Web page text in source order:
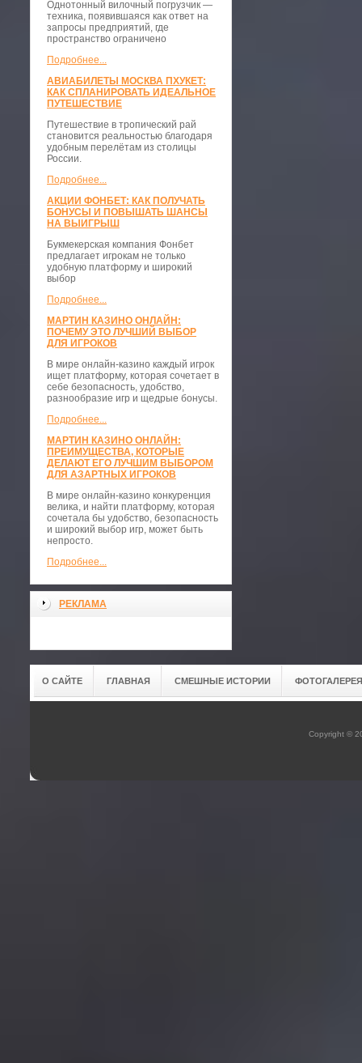
​Однотонный вилочный погрузчик —
техника, появившаяся как ответ на
запросы предприятий, где
пространство ограничено
Подробнее...
АВИАБИЛЕТЫ МОСКВА ПХУКЕТ:
КАК СПЛАНИРОВАТЬ ИДЕАЛЬНОЕ
ПУТЕШЕСТВИЕ
Путешествие в тропический рай
становится реальностью благодаря
удобным перелётам из столицы
России.
Подробнее...
АКЦИИ ФОНБЕТ: КАК ПОЛУЧАТЬ
БОНУСЫ И ПОВЫШАТЬ ШАНСЫ
НА ВЫИГРЫШ
Букмекерская компания Фонбет
предлагает игрокам не только
удобную платформу и широкий
выбор
Подробнее...
МАРТИН КАЗИНО ОНЛАЙН:
ПОЧЕМУ ЭТО ЛУЧШИЙ ВЫБОР
ДЛЯ ИГРОКОВ
В мире онлайн-казино каждый игрок
ищет платформу, которая сочетает в
себе безопасность, удобство,
разнообразие игр и щедрые бонусы.
Подробнее...
МАРТИН КАЗИНО ОНЛАЙН:
ПРЕИМУЩЕСТВА, КОТОРЫЕ
ДЕЛАЮТ ЕГО ЛУЧШИМ ВЫБОРОМ
ДЛЯ АЗАРТНЫХ ИГРОКОВ
В мире онлайн-казино конкуренция
велика, и найти платформу, которая
сочетала бы удобство, безопасность
и широкий выбор игр, может быть
непросто.
Подробнее...
РЕКЛАМА
О САЙТЕ ГЛАВНАЯ СМЕШНЫЕ ИСТОРИИ ФОТОГАЛЕРЕЯ
Copyright ©